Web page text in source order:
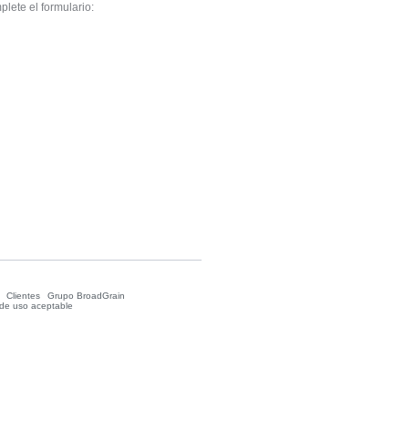
el formulario:
Clientes
Grupo BroadGrain
uso aceptable